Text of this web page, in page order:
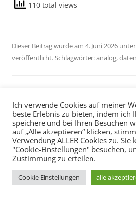
110 total views
Dieser Beitrag wurde am 4. Juni 2026 unter
veröffentlicht. Schlagwörter:analog,
Datenschutzerklärung Stolz präsentiert
Ich verwende Cookies auf meiner
beste Erlebnis zu bieten, indem ich
speichere und bei Ihren Besuchen
auf „Alle akzeptieren“ klicken,
Verwendung ALLER Cookies zu.
"Cookie-Einstellungen" besuchen,
Zustimmung zu erteilen.
Cookie Einstellungen alle